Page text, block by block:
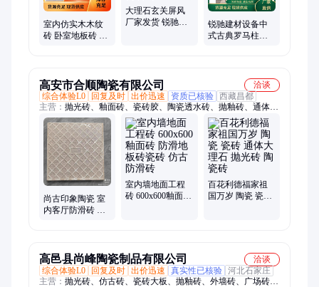
室内仿实木木纹
砖 卧室地板砖 防
大理石玄关屏风
厂家发货 锐驰建
锐驰建材设备中
式古典罗马柱外
高安市合顺陶瓷有限公司
洽谈
综合体验L0
回复及时 出价迅速 资质已核验 西藏昌都
主营： 抛光砖、釉面砖、瓷砖胶、陶瓷透水砖、抛釉砖、通体大
理石瓷砖、工程瓷砖、工地瓷砖、广场砖、耐酸砖、瓷片、全抛
尚古印象陶瓷 室
内客厅防滑砖 晋
室内墙地面工程
砖 600x600釉面砖
百花利德福家祖
国万岁 陶瓷 瓷砖
高邑县尚峰陶瓷制品有限公司
洽谈
综合体验L0
回复及时 出价迅速 真实性已核验 河北石家庄
主营： 抛光砖、仿古砖、瓷砖大板、抛釉砖、外墙砖、广场砖、